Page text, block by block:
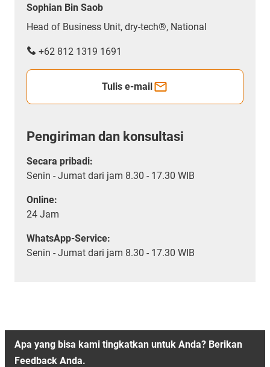
Sophian Bin Saob
Head of Business Unit, dry-tech®, National
+62 812 1319 1691
Tulis e-mail
Pengiriman dan konsultasi
Secara pribadi:
Senin - Jumat dari jam 8.30 - 17.30 WIB
Online:
24 Jam
WhatsApp-Service:
Senin - Jumat dari jam 8.30 - 17.30 WIB
Apa yang bisa kami tingkatkan untuk Anda? Berikan
Feedback Anda.